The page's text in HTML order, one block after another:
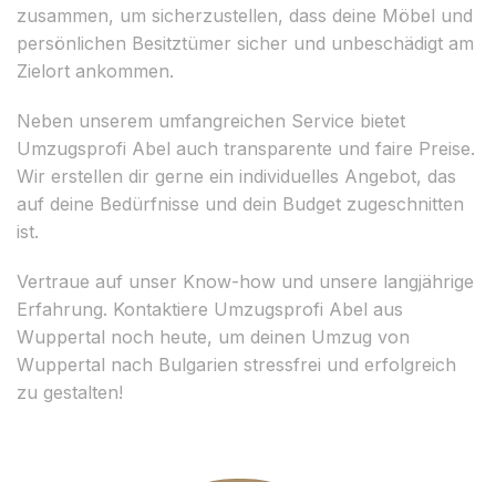
zusammen, um sicherzustellen, dass deine Möbel und
persönlichen Besitztümer sicher und unbeschädigt am
Zielort ankommen.
Neben unserem umfangreichen Service bietet
Umzugsprofi Abel auch transparente und faire Preise.
Wir erstellen dir gerne ein individuelles Angebot, das
auf deine Bedürfnisse und dein Budget zugeschnitten
ist.
Vertraue auf unser Know-how und unsere langjährige
Erfahrung. Kontaktiere Umzugsprofi Abel aus
Wuppertal noch heute, um deinen Umzug von
Wuppertal nach Bulgarien stressfrei und erfolgreich
zu gestalten!